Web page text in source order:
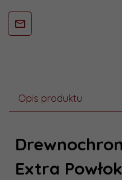
Opis produktu
Extra